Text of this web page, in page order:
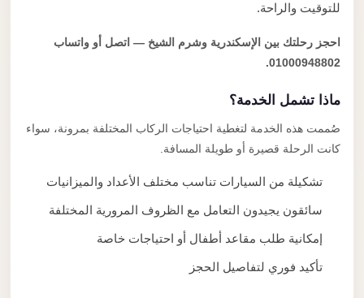
للتوقيت والراحة.
احجز رحلتك بين الإسكندرية وشرم الشيخ — اتصل أو واتساب
01000948802.
ماذا تشمل الخدمة؟
صُممت هذه الخدمة لتغطية احتياجات الركاب المختلفة بمرونة، سواء
كانت الرحلة قصيرة أو طويلة المسافة.
تشكيلة من السيارات تناسب مختلف الأعداد والميزانيات
سائقون يجيدون التعامل مع الظروف المرورية المختلفة
إمكانية طلب مقاعد أطفال أو احتياجات خاصة
تأكيد فوري لتفاصيل الحجز